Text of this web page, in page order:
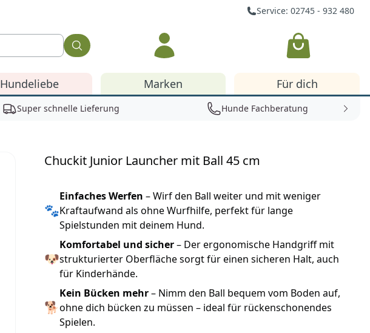
Service: 02745 - 932 480
Warenkorb
Hundeliebe Marken Für dich
Super schnelle Lieferung Hunde Fachberatung
Chuckit Junior Launcher mit Ball 45 cm
🐾
Einfaches Werfen – Wirf den Ball weiter und mit weniger
Kraftaufwand als ohne Wurfhilfe, perfekt für lange
Spielstunden mit deinem Hund.
🐶
Komfortabel und sicher– Der ergonomische Handgriff mit
strukturierter Oberfläche sorgt für einen sicheren Halt, auch
für Kinderhände.
🐕
Kein Bücken mehr– Nimm den Ball bequem vom Boden auf,
ohne dich bücken zu müssen – ideal für rückenschonendes
Spielen.